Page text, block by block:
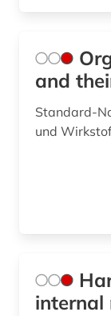
and
Standard-
und
internal